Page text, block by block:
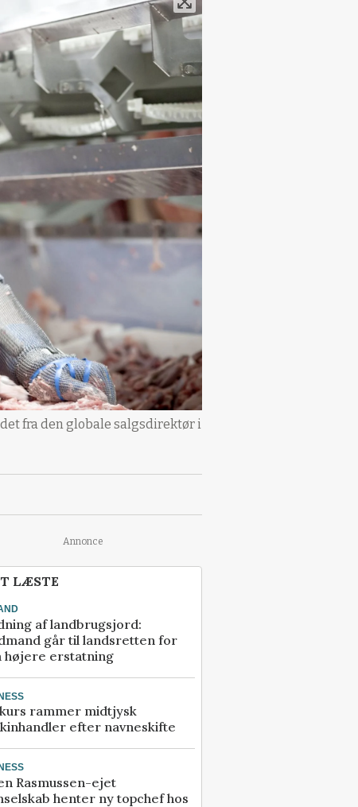
fra den globale salgsdirektør i
Annonce
LÆSTE
af landbrugsjord:
går til landsretten for
højere erstatning
rammer midtjysk
efter navneskifte
Rasmussen-ejet
henter ny topchef hos